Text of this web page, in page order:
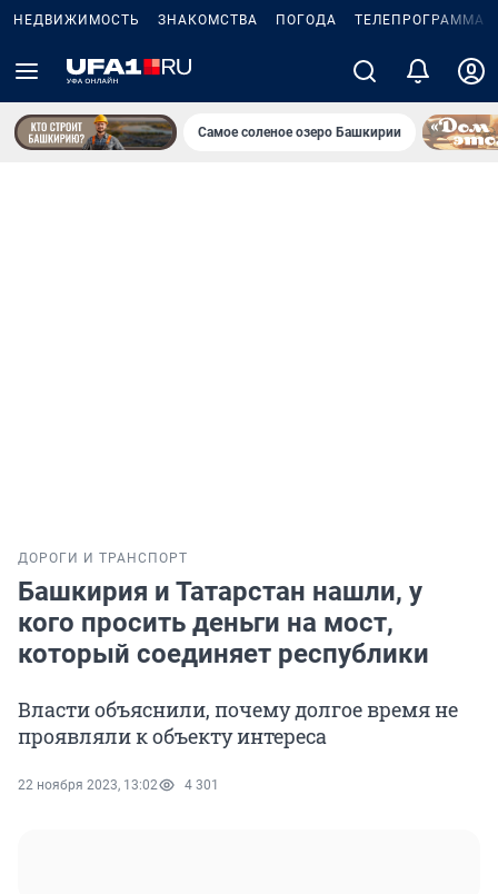
НЕДВИЖИМОСТЬ ЗНАКОМСТВА ПОГОДА ТЕЛЕПРОГРАММА
Самое соленое озеро Башкирии
ДОРОГИ И ТРАНСПОРТ
Башкирия и Татарстан нашли, у
кого просить деньги на мост,
который соединяет республики
Власти объяснили, почему долгое время не
проявляли к объекту интереса
22 ноября 2023, 13:02 4 301